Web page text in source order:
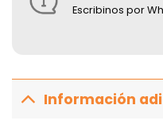
Escribinos por
Información